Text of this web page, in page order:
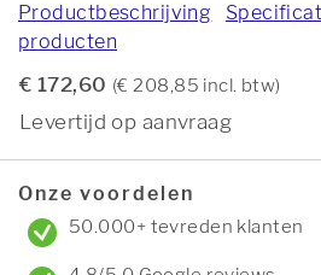
Productbeschrijving
producten
€ 172,60 (€ 208,85 incl. btw)
Levertijd op aanvraag
Onze voordelen
50.000+ tevreden klanten